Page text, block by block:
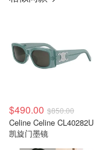
$490.00 $850.00
Celine Celine CL40282U
凯旋门墨镜